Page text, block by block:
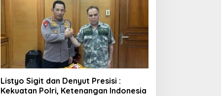
Listyo Sigit dan Denyut Presisi :
Kekuatan Polri, Ketenangan Indonesia